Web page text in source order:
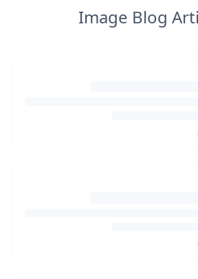
Image Blog